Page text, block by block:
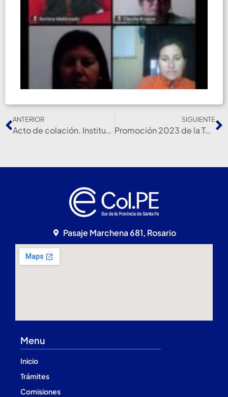
ANTERIOR
Acto de colación. Instituto Superior Particular Incorporado N° 9231 «Garibaldi»
SIGUIENTE
Promoción 2023 de la Tecnicatura Superior de Enfermería de la Cruz Roja Argentina – Filial Rosario
Pasaje Marchena 681, Rosario
Menu
Inicio
Trámites
Comisiones